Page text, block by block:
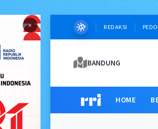
× REDAKSI
BANDUNG
HOME